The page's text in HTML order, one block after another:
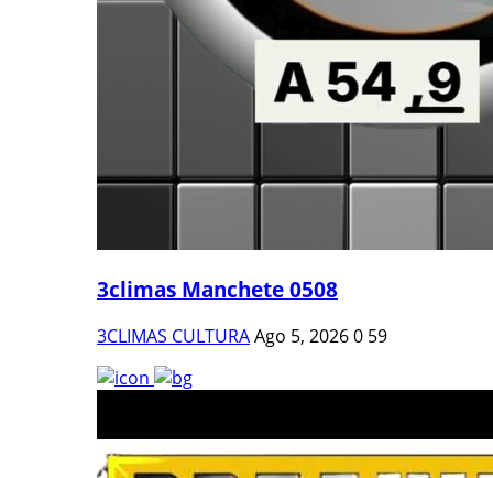
3climas Manchete 0508
3CLIMAS CULTURAAgo 5, 20260 59